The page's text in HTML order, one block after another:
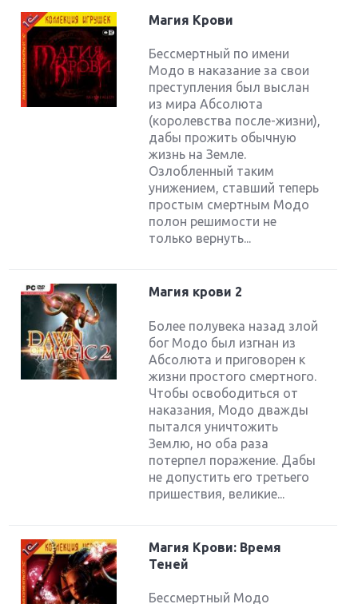
Магия Крови
Бессмертный по имени
Модо в наказание за свои
преступления был выслан
из мира Абсолюта
(королевства после-жизни),
дабы прожить обычную
жизнь на Земле.
Озлобленный таким
унижением, ставший теперь
простым смертным Модо
полон решимости не
только вернуть...
Магия крови 2
Более полувека назад злой
бог Модо был изгнан из
Абсолюта и приговорен к
жизни простого смертного.
Чтобы освободиться от
наказания, Модо дважды
пытался уничтожить
Землю, но оба раза
потерпел поражение. Дабы
не допустить его третьего
пришествия, великие...
Магия Крови: Время
Теней
Бессмертный Модо